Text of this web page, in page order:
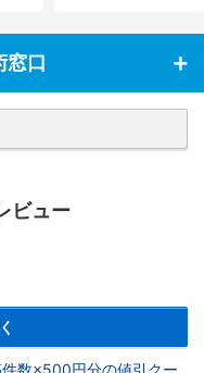
窓口
ビュー